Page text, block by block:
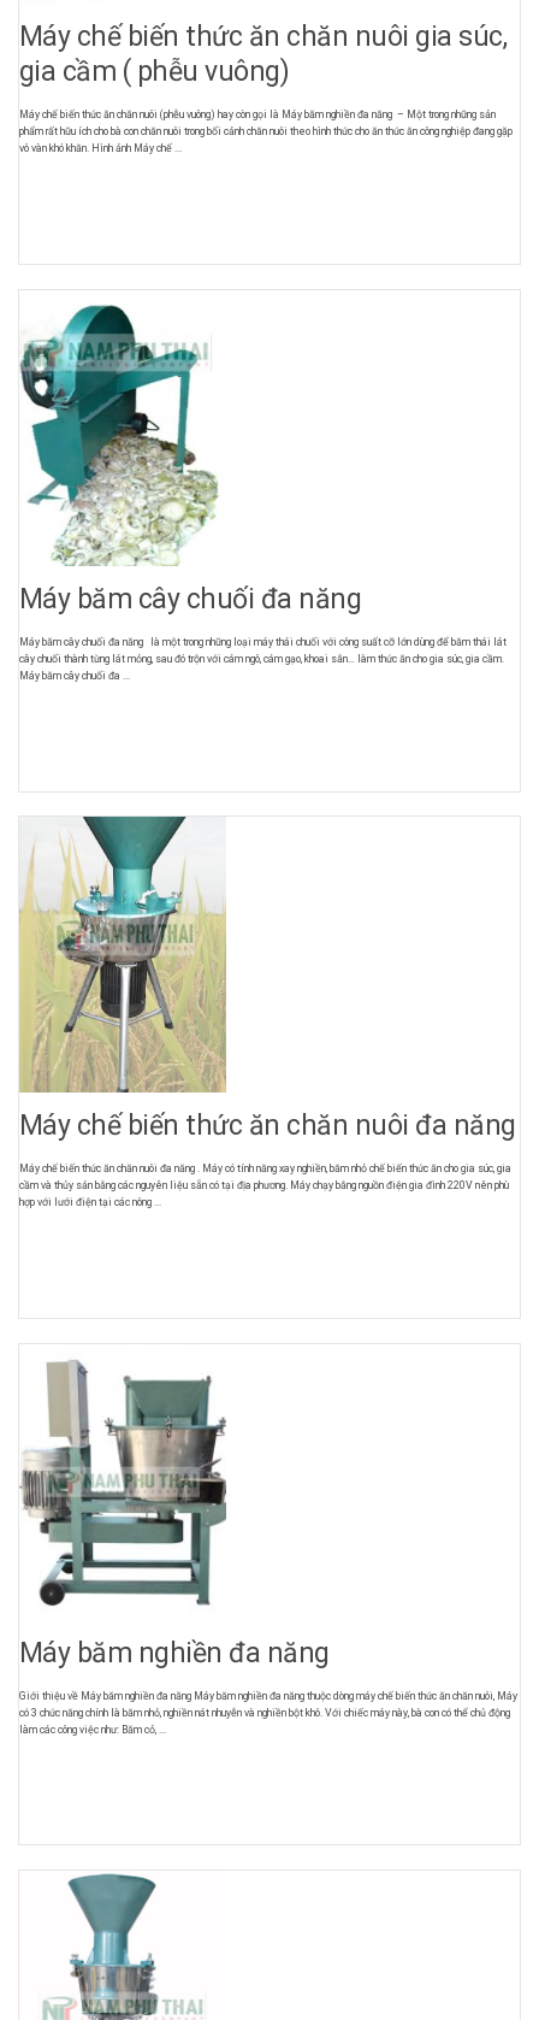
Máy chế biến thức ăn chăn nuôi gia súc,
gia cầm ( phễu vuông)
Máy chế biến thức ăn chăn nuôi (phễu vuông) hay còn gọi là Máy băm nghiền đa năng – Một trong những sản
phẩm rất hữu ích cho bà con chăn nuôi trong bối cảnh chăn nuôi theo hình thức cho ăn thức ăn công nghiệp đang gặp
vô vàn khó khăn. Hình ảnh Máy chế ...
Máy băm cây chuối đa năng
Máy băm cây chuối đa năng là một trong những loại máy thái chuối với công suất cỡ lớn dùng để băm thái lát
cây chuối thành từng lát mỏng, sau đó trộn với cám ngô, cám gạo, khoai sắn… làm thức ăn cho gia súc, gia cầm.
Máy băm cây chuối đa ...
Máy chế biến thức ăn chăn nuôi đa năng
Máy chế biến thức ăn chăn nuôi đa năng . Máy có tính năng xay nghiền, băm nhỏ chế biến thức ăn cho gia súc, gia
cầm và thủy sản bằng các nguyên liệu sẵn có tại địa phương. Máy chạy bằng nguồn điện gia đình 220V nên phù
hợp với lưới điện tại các nông ...
Máy băm nghiền đa năng
Giới thiệu về Máy băm nghiền đa năng Máy băm nghiền đa năng thuộc dòng máy chế biến thức ăn chăn nuôi, Máy
có 3 chức năng chính là băm nhỏ, nghiền nát nhuyễn và nghiền bột khô. Với chiếc máy này, bà con có thể chủ động
làm các công việc như: Băm cỏ, ...